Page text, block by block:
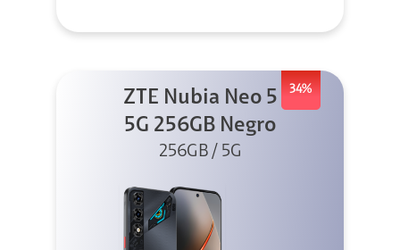
34%
ZTE Nubia Neo 5
5G 256GB Negro
256GB / 5G